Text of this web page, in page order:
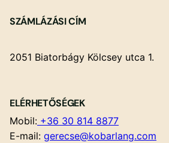
SZÁMLÁZÁSI CÍM
2051 Biatorbágy Kölcsey utca 1.
ELÉRHETŐSÉGEK
Mobil: +36 30 814 8877
E-mail: gerecse@kobarlang.com